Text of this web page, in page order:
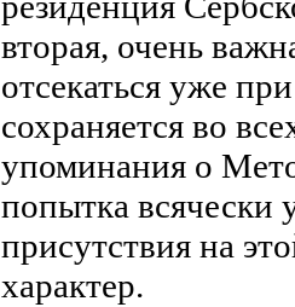
вторая, очень
отсекаться уже
сохраняется во
упоминания о
попытка всячески
присутствия на
характер.